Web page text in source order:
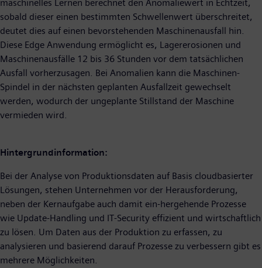
maschinelles Lernen berechnet den Anomaliewert in Echtzeit,
sobald dieser einen bestimmten Schwellenwert überschreitet,
deutet dies auf einen bevorstehenden Maschinenausfall hin.
Diese Edge Anwendung ermöglicht es, Lagererosionen und
Maschinenausfälle 12 bis 36 Stunden vor dem tatsächlichen
Ausfall vorherzusagen. Bei Anomalien kann die Maschinen-
Spindel in der nächsten geplanten Ausfallzeit gewechselt
werden, wodurch der ungeplante Stillstand der Maschine
vermieden wird.
Hintergrundinformation:
Bei der Analyse von Produktionsdaten auf Basis cloudbasierter
Lösungen, stehen Unternehmen vor der Herausforderung,
neben der Kernaufgabe auch damit ein-hergehende Prozesse
wie Update-Handling und IT-Security effizient und wirtschaftlich
zu lösen. Um Daten aus der Produktion zu erfassen, zu
analysieren und basierend darauf Prozesse zu verbessern gibt es
mehrere Möglichkeiten.